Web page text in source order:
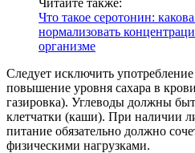
Что такое серотонин:
нормализовать
организме
Следует исключить
повышение уровня сахара в
газировка). Углеводы должны
клетчатки (каши). При наличии
питание обязательно должно
физическими нагрузками.